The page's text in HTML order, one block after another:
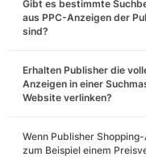
Gibt es bestimmte
aus PPC-Anzeigen der
sind?
Erhalten Publisher die
Anzeigen in einer
Website verlinken?
Wenn Publisher
zum Beispiel einem